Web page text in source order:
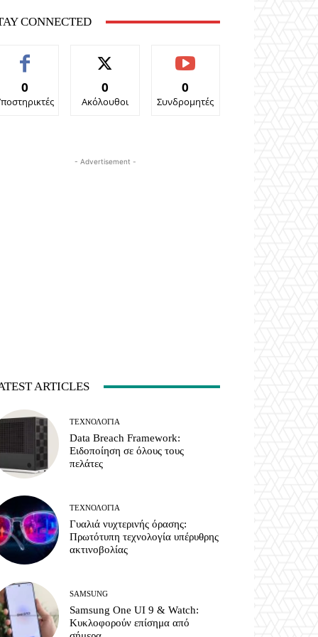
CONNECTED
0 0
Ακόλουθοι
0
Συνδρομητές
- Advertisement -
ARTICLES
ΤΕΧΝΟΛΟΓΊΑ
Data Breach Framework:
Ειδοποίηση σε όλους τους
πελάτες
ΤΕΧΝΟΛΟΓΊΑ
Γυαλιά νυχτερινής όρασης:
Πρωτότυπη τεχνολογία υπέρυθρης
ακτινοβολίας
SAMSUNG
Samsung One UI 9 & Watch:
Κυκλοφορούν επίσημα από